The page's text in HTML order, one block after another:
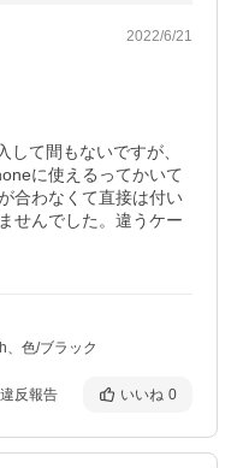
2022/6/21
て間もないですが、
に使えるってかいて
合わなくて直接は付い
せんでした。違うケー
、色/ブラック
違反報告 いいね 0